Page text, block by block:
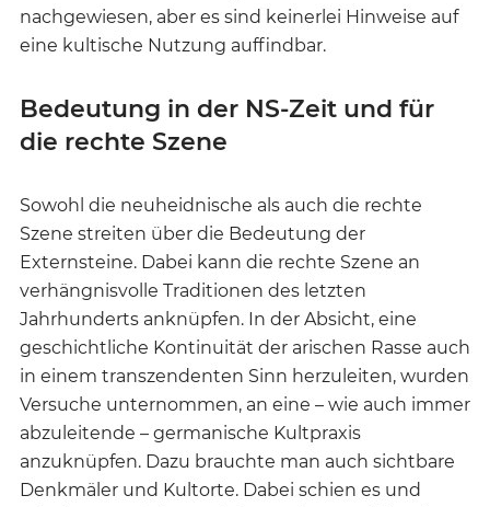
nachgewiesen, aber es sind keinerlei Hinweise auf
eine kultische Nutzung auffindbar.
Bedeutung in der NS-Zeit und für
die rechte Szene
Sowohl die neuheidnische als auch die rechte
Szene streiten über die Bedeutung der
Externsteine. Dabei kann die rechte Szene an
verhängnisvolle Traditionen des letzten
Jahrhunderts anknüpfen. In der Absicht, eine
geschichtliche Kontinuität der arischen Rasse auch
in einem transzendenten Sinn herzuleiten, wurden
Versuche unternommen, an eine – wie auch immer
abzuleitende – germanische Kultpraxis
anzuknüpfen. Dazu brauchte man auch sichtbare
Denkmäler und Kultorte. Dabei schien es und